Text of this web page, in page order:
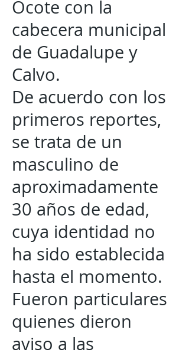
Ocote con la
cabecera municipal
de Guadalupe y
Calvo.
De acuerdo con los
primeros reportes,
se trata de un
masculino de
aproximadamente
30 años de edad,
cuya identidad no
ha sido establecida
hasta el momento.
Fueron particulares
quienes dieron
aviso a las